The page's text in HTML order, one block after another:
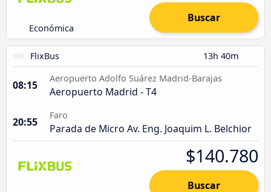
Económica
Buscar
FlixBus 13h 40m
08:15
Aeropuerto Adolfo Suárez Madrid-Barajas
Aeropuerto Madrid - T4
20:55
Faro
Parada de Micro Av. Eng. Joaquim L. Belchior
$140.780
Buscar